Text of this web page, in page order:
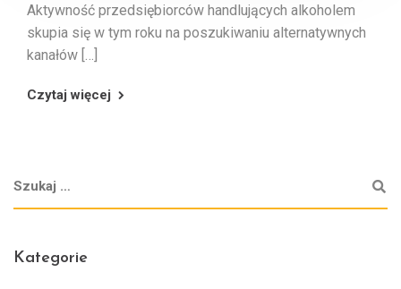
Aktywność przedsiębiorców handlujących alkoholem
skupia się w tym roku na poszukiwaniu alternatywnych
kanałów […]
Czytaj więcej
Kategorie